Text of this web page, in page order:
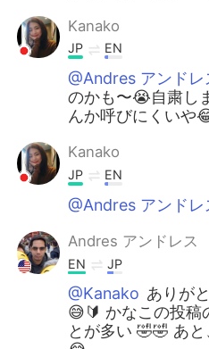
Kanako
JP EN
@Andres アンドレ
のかも〜😭自粛
んか呼びにくいや
Kanako
JP EN
@Andres アンドレ
Andres アンドレス
EN JP
@Kanako ありが
😅🔰 かなこの投稿
とが多い 🤣🤣 あ